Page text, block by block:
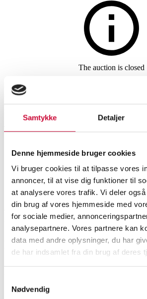
Samtykke Detaljer
Denne hjemmeside bruger cookies
Vi bruger cookies til at tilpasse vores
annoncer, til at vise dig funktioner til
at analysere vores trafik. Vi deler
din brug af vores hjemmeside med
for sociale medier,
analysepartnere. Vores partnere kan
data med andre oplysninger, du har
de har indsamlet fra din brug af deres
Nødvendig
Cabinets, chests of drawers
The auction is closed
Muller Van Severen
Wall-mounted
with glass door,
Cabinet, green, 120
SHOWROOM
Aarhus
ESTIMATE
DKK 3,800
ITEM NUMBER
6531926
VAT lot
Description
Muller Van Severen for HAY. Wall-mounted